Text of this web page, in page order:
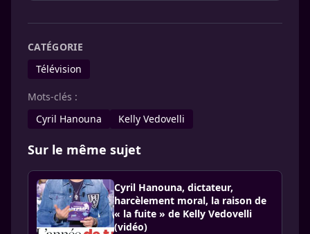
CATÉGORIE
Télévision
Mots-clés :
Cyril Hanouna
Kelly Vedovelli
Sur le même sujet
Cyril Hanouna, dictateur,
harcèlement moral, la raison de
« la fuite » de Kelly Vedovelli
(vidéo)